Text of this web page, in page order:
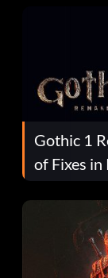
Gothic 1
of Fixes in